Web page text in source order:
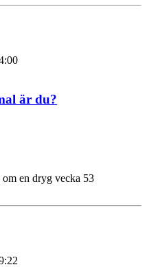
är du?
en dryg vecka 53